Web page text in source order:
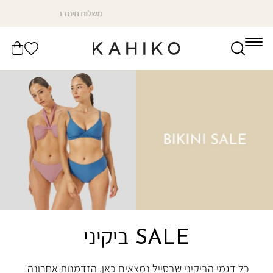
הרשימה
שלי עֲגָלָה
SALE ביקיני
כל דגמי הביקיני שבסייל נמצאים כאן. הזדמנות אחרונה!